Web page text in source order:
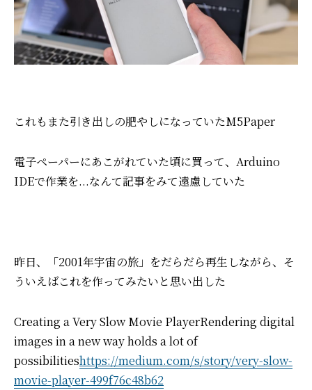
これもまた引き出しの肥やしになっていたM5Paper
電子ペーパーにあこがれていた頃に買って、 Arduino
IDEで作業を...なんて記事をみて遠慮していた
昨日、「2001年宇宙の旅」をだらだら再生しながら、 そ
ういえばこれを作ってみたいと思い出した
Creating a Very Slow Movie PlayerRendering digital
images in a new way holds a lot of
possibilitieshttps://medium.com/s/story/very-slow-
movie-player-499f76c48b62